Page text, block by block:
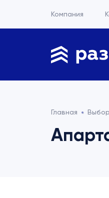
Компания
Главная